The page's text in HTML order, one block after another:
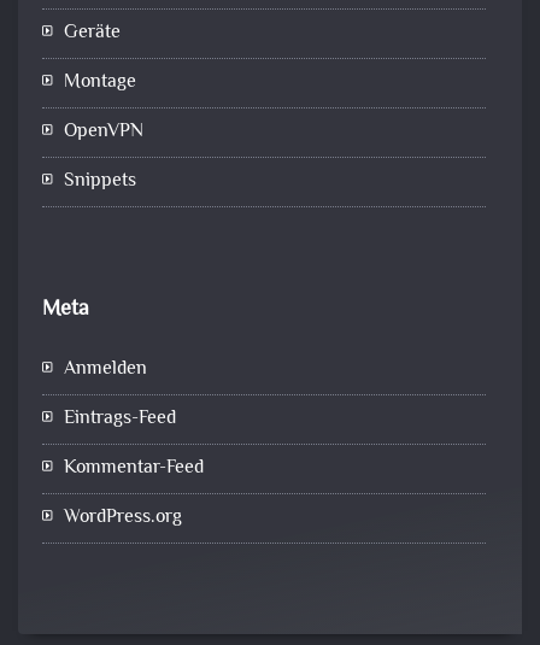
Geräte
Montage
OpenVPN
Snippets
Meta
Anmelden
Eintrags-Feed
Kommentar-Feed
WordPress.org